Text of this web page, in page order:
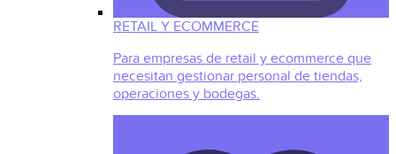
RETAIL Y ECOMMERCE
Para empresas de retail y ecommerce que
necesitan gestionar personal de tiendas,
operaciones y bodegas.